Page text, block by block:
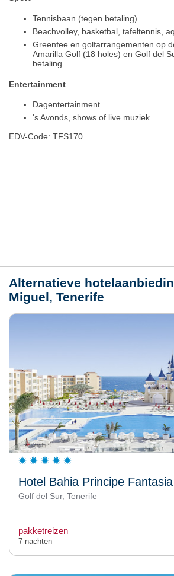
Tennisbaan (tegen betaling)
Beachvolley, basketbal, tafeltennis,
Greenfee en golfarrangementen op
Amarilla Golf (18 holes) en Golf del
betaling
Entertainment
Dagentertainment
's Avonds, shows of live muziek
EDV-Code: TFS170
Alternatieve
Miguel, Tenerife
Hotel Bahia Principe
Golf del Sur, Tenerife
pakketreizen
7 nachten